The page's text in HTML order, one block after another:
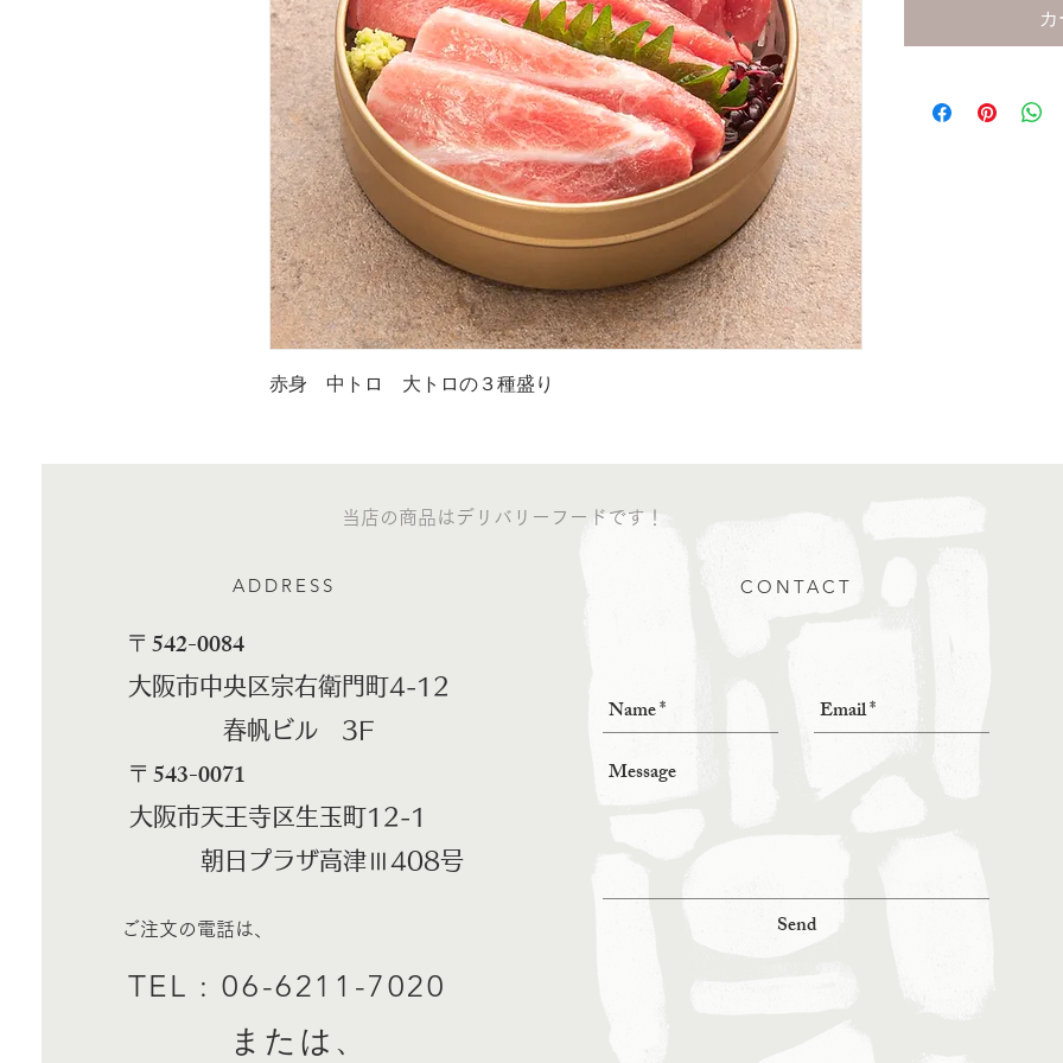
赤身　中トロ　大トロの３種盛り
ADDRESS
​〒542-0084
大阪市中央区宗右衛門町4-12
春帆ビル 3F
​〒543-0071
大阪市天王寺区生玉町12-1
朝日プラザ高津Ⅲ408号
ご注文の電話は、
TEL : 06-6211-7020
​ または、
CONTACT
Send
当店の商品はデリバリーフードです！